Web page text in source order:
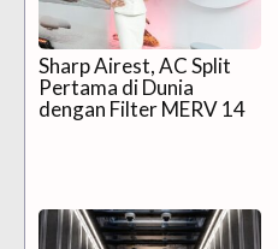
Sharp Airest, AC Split
Pertama di Dunia
dengan Filter MERV 14